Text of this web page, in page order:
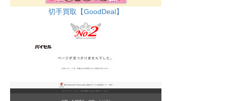
切手買取【GoodDeal】